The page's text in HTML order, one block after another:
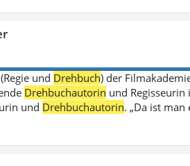
und Drehbuch) der
Drehbuchautorin und
und Drehbuchautorin. „Da ist